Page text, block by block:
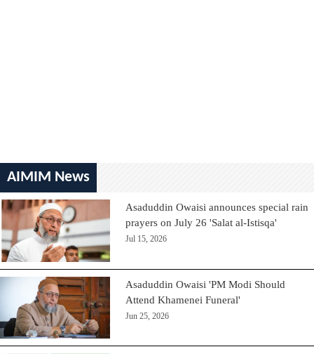
AIMIM News
Asaduddin Owaisi announces special rain
prayers on July 26 'Salat al-Istisqa'
Jul 15, 2026
Asaduddin Owaisi 'PM Modi Should
Attend Khamenei Funeral'
Jun 25, 2026